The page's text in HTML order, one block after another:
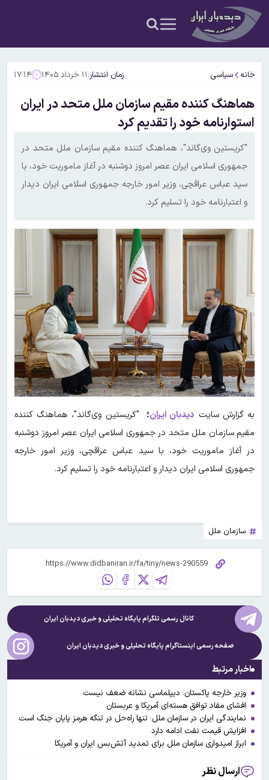
خانه سیاسی زمان انتشار:۱۱ خرداد ۱۴۰۵ ۱۷:۱۴
هماهنگ کننده مقیم سازمان ملل متحد در ایران
استوارنامه خود را تقدیم کرد
"کریستین وی‌گاند"، هماهنگ کننده مقیم سازمان ملل متحد در
جمهوری اسلامی ایران عصر امروز دوشنبه در آغاز ماموریت خود، با
سید عباس عراقچی، وزیر امور خارجه جمهوری اسلامی ایران دیدار
و اعتبارنامه خود را تسلیم کرد.
به گزارش سایت دیدبان ایران؛ "کریستین وی‌گاند"، هماهنگ کننده
مقیم سازمان ملل متحد در جمهوری اسلامی ایران عصر امروز دوشنبه
در آغاز ماموریت خود، با سید عباس عراقچی، وزیر امور خارجه
جمهوری اسلامی ایران دیدار و اعتبارنامه خود را تسلیم کرد.
سازمان ملل
کانال رسمی تلگرام پایگاه تحلیلی و خبریدیدبان ایران
صفحه رسمی اینستاگرام پایگاه تحلیلی و خبریدیدبان ایران
اخبار مرتبط
وزیر خارجه پاکستان: دیپلماسی نشانه ضعف نیست
افشای مفاد توافق هسته‌ای آمریکا و عربستان
نمایندگی ایران در سازمان ملل: تنها راه‌حل در تنگه هرمز پایان جنگ است
افزایش قیمت نفت ادامه دارد
ابراز امیدواری سازمان ملل برای تمدید آتش‌بس ایران و آمریکا
ارسال نظر